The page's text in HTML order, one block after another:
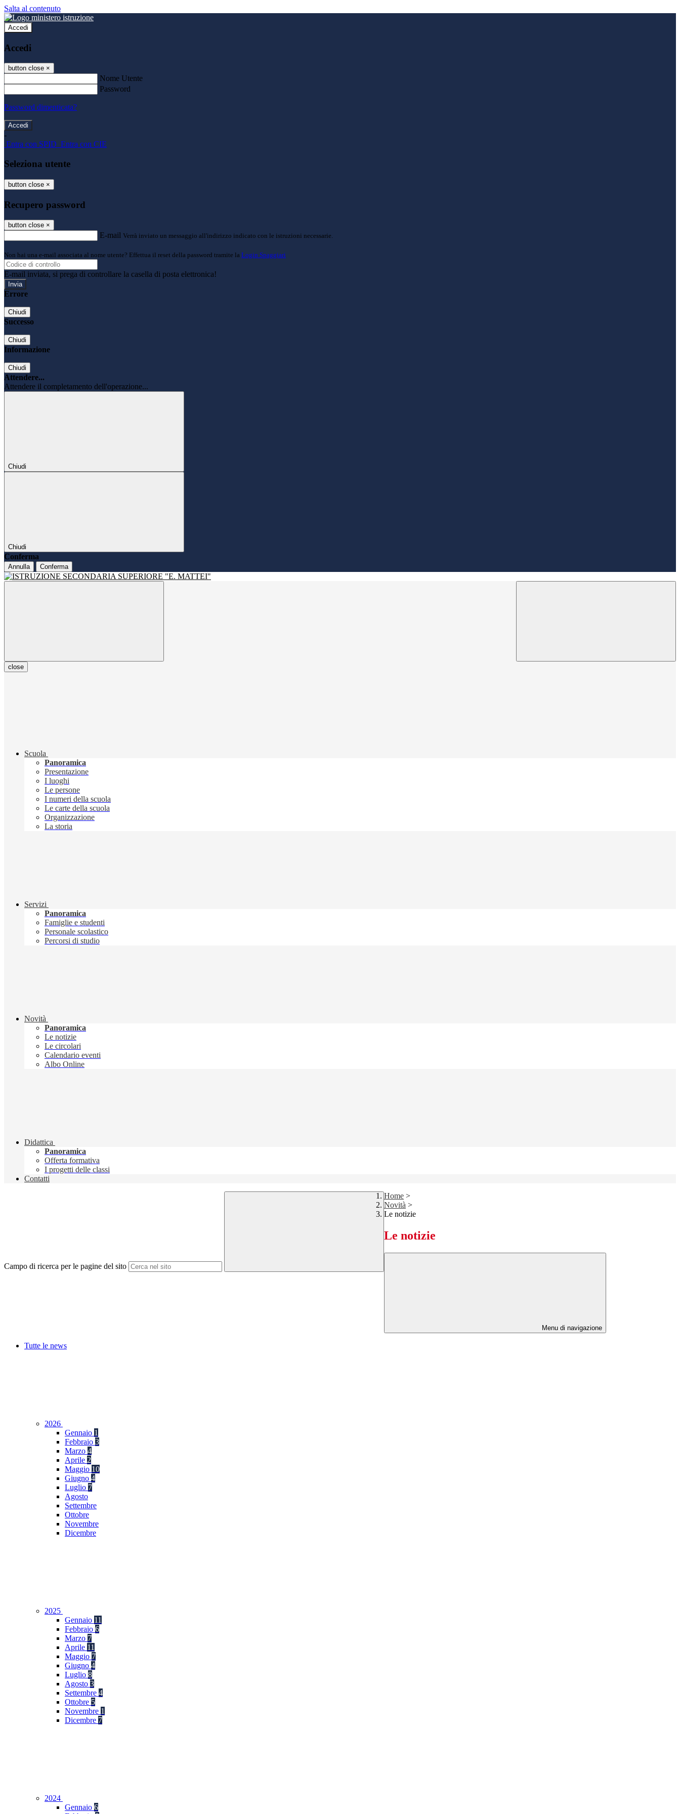
Salta al contenuto
Accedi
Accedi
button close ×
Nome Utente
Password
Password dimenticata?
-
Entra con SPID Entra con CIE
Seleziona utente
button close ×
Recupero password
button close ×
E-mail Verrà inviato un messaggio all'indirizzo indicato con le istruzioni necessarie.
Non hai una e-mail associata al nome utente? Effettua il reset della password tramite la Login Spaggiari
E-mail inviata, si prega di controllare la casella di posta elettronica!
Errore
Chiudi
Successo
Chiudi
Informazione
Chiudi
Attendere...
Attendere il completamento dell'operazione...
Chiudi
Chiudi
Conferma
Annulla Conferma
close
Scuola
Panoramica
Presentazione
I luoghi
Le persone
I numeri della scuola
Le carte della scuola
Organizzazione
La storia
Servizi
Panoramica
Famiglie e studenti
Personale scolastico
Percorsi di studio
Novità
Panoramica
Le notizie
Le circolari
Calendario eventi
Albo Online
Didattica
Panoramica
Offerta formativa
I progetti delle classi
Contatti
Campo di ricerca per le pagine del sito
Home >
Novità >
Le notizie
Le notizie
Menu di navigazione
Tutte le news
2026
Gennaio 1
Febbraio 3
Marzo 4
Aprile 2
Maggio 10
Giugno 4
Luglio 7
Agosto
Settembre
Ottobre
Novembre
Dicembre
2025
Gennaio 11
Febbraio 6
Marzo 7
Aprile 11
Maggio 7
Giugno 4
Luglio 8
Agosto 3
Settembre 4
Ottobre 5
Novembre 1
Dicembre 7
2024
Gennaio 6